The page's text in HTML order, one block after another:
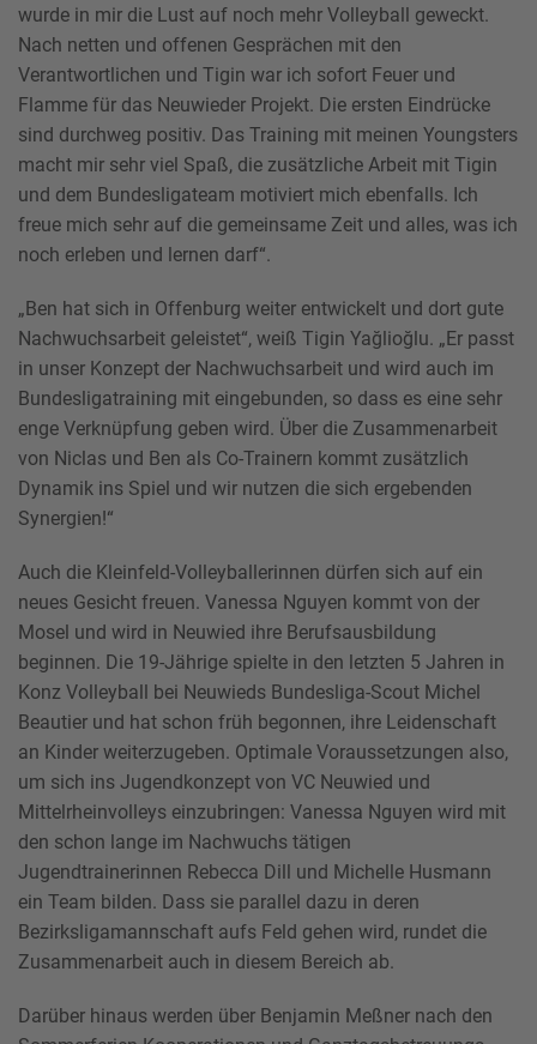
wurde in mir die Lust auf noch mehr Volleyball geweckt.
Nach netten und offenen Gesprächen mit den
Verantwortlichen und Tigin war ich sofort Feuer und
Flamme für das Neuwieder Projekt. Die ersten Eindrücke
sind durchweg positiv. Das Training mit meinen Youngsters
macht mir sehr viel Spaß, die zusätzliche Arbeit mit Tigin
und dem Bundesligateam motiviert mich ebenfalls. Ich
freue mich sehr auf die gemeinsame Zeit und alles, was ich
noch erleben und lernen darf“.
„Ben hat sich in Offenburg weiter entwickelt und dort gute
Nachwuchsarbeit geleistet“, weiß Tigin Yağlioğlu. „Er passt
in unser Konzept der Nachwuchsarbeit und wird auch im
Bundesligatraining mit eingebunden, so dass es eine sehr
enge Verknüpfung geben wird. Über die Zusammenarbeit
von Niclas und Ben als Co-Trainern kommt zusätzlich
Dynamik ins Spiel und wir nutzen die sich ergebenden
Synergien!“
Auch die Kleinfeld-Volleyballerinnen dürfen sich auf ein
neues Gesicht freuen. Vanessa Nguyen kommt von der
Mosel und wird in Neuwied ihre Berufsausbildung
beginnen. Die 19-Jährige spielte in den letzten 5 Jahren in
Konz Volleyball bei Neuwieds Bundesliga-Scout Michel
Beautier und hat schon früh begonnen, ihre Leidenschaft
an Kinder weiterzugeben. Optimale Voraussetzungen also,
um sich ins Jugendkonzept von VC Neuwied und
Mittelrheinvolleys einzubringen: Vanessa Nguyen wird mit
den schon lange im Nachwuchs tätigen
Jugendtrainerinnen Rebecca Dill und Michelle Husmann
ein Team bilden. Dass sie parallel dazu in deren
Bezirksligamannschaft aufs Feld gehen wird, rundet die
Zusammenarbeit auch in diesem Bereich ab.
Darüber hinaus werden über Benjamin Meßner nach den